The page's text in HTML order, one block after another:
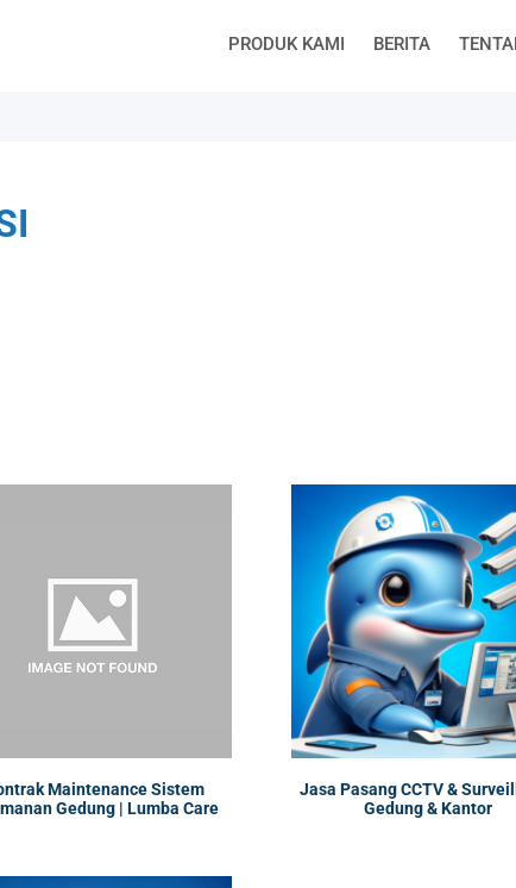
PRODUK KAMI BERITA
Maintenance Sistem
Gedung | Lumba Care
Jasa Pasang CCTV &
Gedung & Kantor